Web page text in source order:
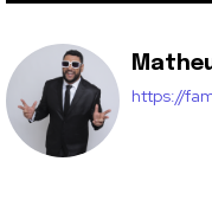
https://